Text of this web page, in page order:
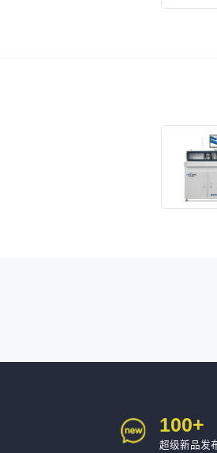
100+
超级新品发